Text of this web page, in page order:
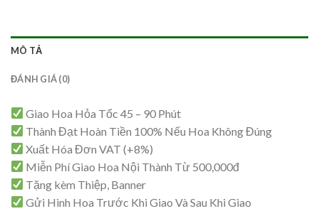
MÔ TẢ
ĐÁNH GIÁ (0)
Giao Hoa Hỏa Tốc 45 – 90 Phút
Thành Đạt Hoàn Tiền 100% Nếu Hoa Không Đúng
Xuất Hóa Đơn VAT (+8%)
Miễn Phí Giao Hoa Nội Thành Từ 500,000đ
Tặng kèm Thiệp, Banner
Gửi Hình Hoa Trước Khi Giao Và Sau Khi Giao